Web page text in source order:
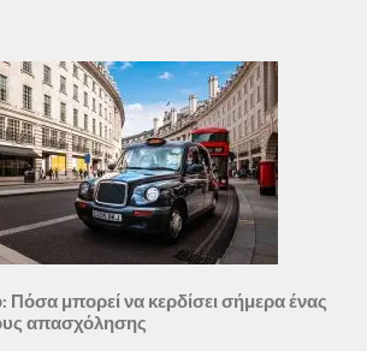
Πόσα μπορεί να κερδίσει σήμερα ένας
απασχόλησης